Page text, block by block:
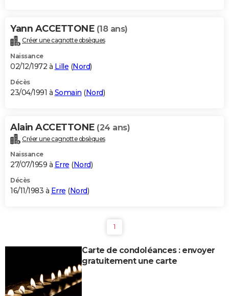
Yann ACCETTONE (18 ans)
Créer une cagnotte obsèques
Naissance
02/12/1972 à Lille (Nord)
Décès
23/04/1991 à Somain (Nord)
Alain ACCETTONE (24 ans)
Créer une cagnotte obsèques
Naissance
27/07/1959 à Erre (Nord)
Décès
16/11/1983 à Erre (Nord)
1
Carte de condoléances : envoyer
gratuitement une carte